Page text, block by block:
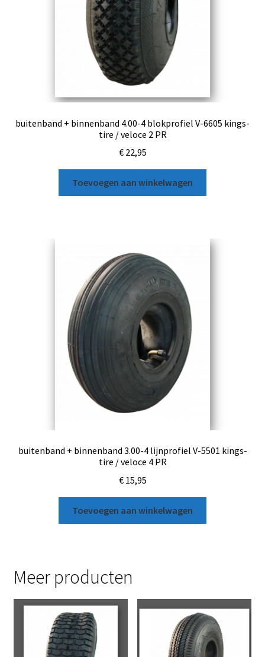
buitenband + binnenband 4.00-4 blokprofiel V-6605 kings-
tire / veloce 2 PR
€22,95
Toevoegen aan winkelwagen
buitenband + binnenband 3.00-4 lijnprofiel V-5501 kings-
tire / veloce 4 PR
€15,95
Toevoegen aan winkelwagen
Meer producten